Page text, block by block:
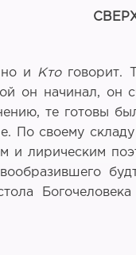
и Ктоговорит.
он начинал, он
те готовы
По своему
и лирическим